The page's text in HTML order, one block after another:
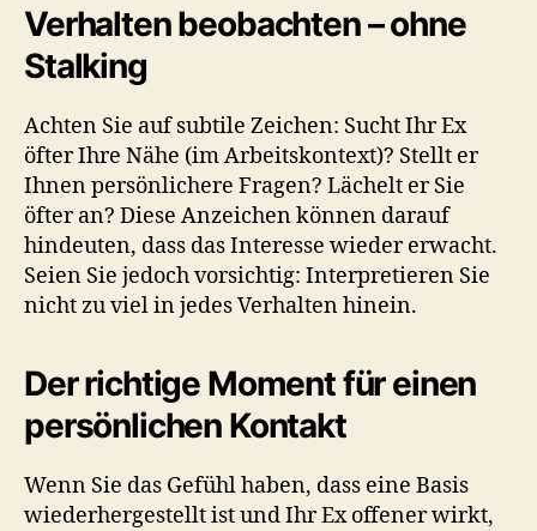
Verhalten beobachten – ohne
Stalking
Achten Sie auf subtile Zeichen: Sucht Ihr Ex
öfter Ihre Nähe (im Arbeitskontext)? Stellt er
Ihnen persönlichere Fragen? Lächelt er Sie
öfter an? Diese Anzeichen können darauf
hindeuten, dass das Interesse wieder erwacht.
Seien Sie jedoch vorsichtig: Interpretieren Sie
nicht zu viel in jedes Verhalten hinein.
Der richtige Moment für einen
persönlichen Kontakt
Wenn Sie das Gefühl haben, dass eine Basis
wiederhergestellt ist und Ihr Ex offener wirkt,